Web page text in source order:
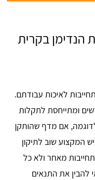
הנדימן בקרית
לאיכות עבודתם.
ומתייחסת לתקלות
אם מדף שהותקן
המקצוע שוב לתיקון
מאחר ולא כל
להבין את התנאים